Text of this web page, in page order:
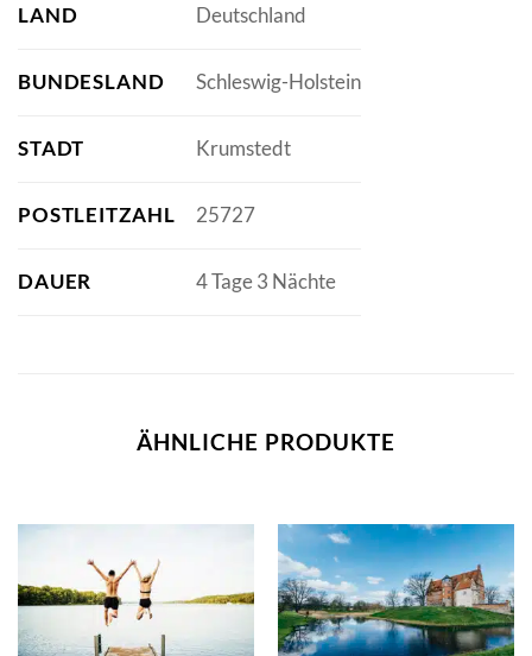
LAND Deutschland
BUNDESLAND Schleswig-Holstein
STADT Krumstedt
POSTLEITZAHL 25727
DAUER 4 Tage 3 Nächte
ÄHNLICHE PRODUKTE